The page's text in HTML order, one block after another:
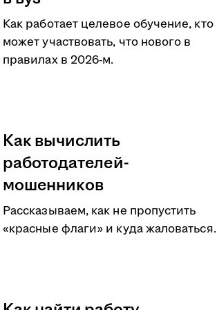
Как работает целевое обучение, кто
может участвовать, что нового в
правилах в 2026-м.
Как вычислить
работодателей-
мошенников
Рассказываем, как не пропустить
«красные флаги» и куда жаловаться.